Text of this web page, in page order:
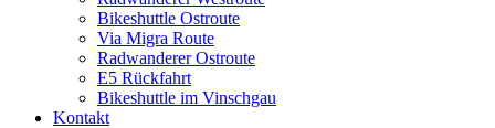
Bikeshuttle Ostroute
Via Migra Route
Radwanderer Ostroute
E5 Rückfahrt
Bikeshuttle im Vinschgau
Kontakt